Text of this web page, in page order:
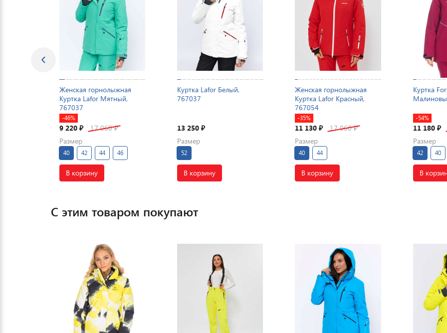
Женская горнолыжная
Куртка Lafor Мятный,
767037
-46%
9 220 ₽ 17 060₽
Размер
40 42 44 46
В корзину
Куртка Lafor Белый,
767037
13 250₽
Размер
52
В корзину
Женская горнолыжная
Куртка Lafor Красный,
767054
-35%
11 130₽ 17 060₽
Размер
40 44
В корзину
Куртка
-54%
11 180 ₽
Размер
42 40
В
С этим товаром покупают